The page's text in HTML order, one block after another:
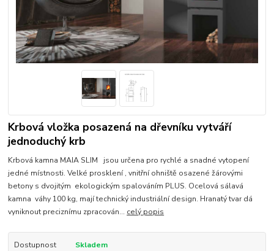
Krbová vložka posazená na dřevníku vytváří
jednoduchý krb
Krbová kamna MAIA SLIM jsou určena pro rychlé a snadné vytopení
jedné místnosti. Velké prosklení , vnitřní ohniště osazené žárovými
betony s dvojitým ekologickým spalováním PLUS. Ocelová sálavá
kamna váhy 100 kg, mají technický industriální design. Hranatý tvar dá
vyniknout preciznímu zpracován... celý popis
Dostupnost Skladem